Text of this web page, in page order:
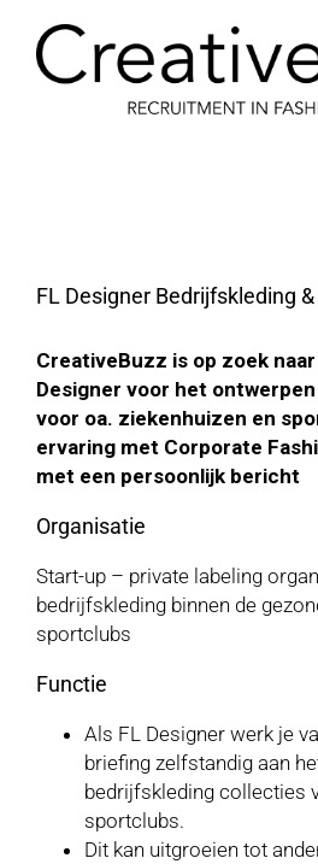
inhoud
FL Designer Bedrijfskleding
CreativeBuzz is op zoek
Designer voor het
voor oa. ziekenhuizen en
ervaring met Corporate
met een persoonlijk bericht
Organisatie
Start-up – private labeling
bedrijfskleding binnen de
sportclubs
Functie
Als FL Designer werk je
briefing zelfstandig aan
bedrijfskleding collecties
sportclubs.
Dit kan uitgroeien tot